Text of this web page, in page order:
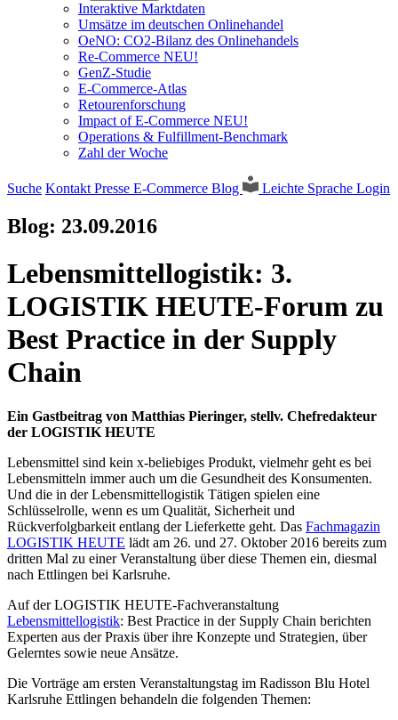
Interaktive Marktdaten
Umsätze im deutschen Onlinehandel
OeNO: CO2-Bilanz des Onlinehandels
Re-Commerce NEU!
GenZ-Studie
E-Commerce-Atlas
Retourenforschung
Impact of E-Commerce NEU!
Operations & Fulfillment-Benchmark
Zahl der Woche
Suche Kontakt Presse E-Commerce Blog Leichte Sprache Login
Blog: 23.09.2016
Lebensmittellogistik: 3.
LOGISTIK HEUTE-Forum zu
Best Practice in der Supply
Chain
Ein Gastbeitrag von Matthias Pieringer, stellv. Chefredakteur
der LOGISTIK HEUTE
Lebensmittel sind kein x-beliebiges Produkt, vielmehr geht es bei
Lebensmitteln immer auch um die Gesundheit des Konsumenten.
Und die in der Lebensmittellogistik Tätigen spielen eine
Schlüsselrolle, wenn es um Qualität, Sicherheit und
Rückverfolgbarkeit entlang der Lieferkette geht. Das Fachmagazin
LOGISTIK HEUTE lädt am 26. und 27. Oktober 2016 bereits zum
dritten Mal zu einer Veranstaltung über diese Themen ein, diesmal
nach Ettlingen bei Karlsruhe.
Auf der LOGISTIK HEUTE-Fachveranstaltung
Lebensmittellogistik: Best Practice in der Supply Chain berichten
Experten aus der Praxis über ihre Konzepte und Strategien, über
Gelerntes sowie neue Ansätze.
Die Vorträge am ersten Veranstaltungstag im Radisson Blu Hotel
Karlsruhe Ettlingen behandeln die folgenden Themen: